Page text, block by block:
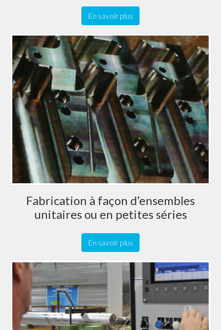
En savoir plus
Fabrication à façon d’ensembles
unitaires ou en petites séries
En savoir plus